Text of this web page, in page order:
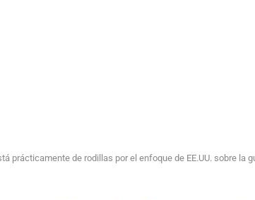
prácticamente de rodillas por el enfoque de EE.UU. sobre la